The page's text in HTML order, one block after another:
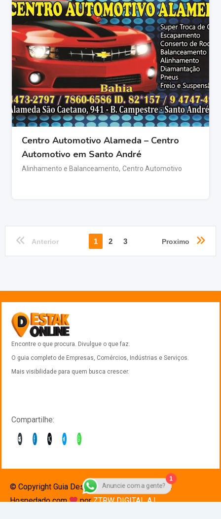
Centro Automotivo Alameda – Centro
Automotivo em Santo André
Alinhamento e Balanceamento, Centro Automotivo
Anterior 1 2 3 Proximo
Encontre o que procura. Divulgue o que faz.
O guia completo de Empresas, Comércios, Indústrias e Serviços.
Mais visibilidade para quem busca crescer.
Compartilhe:
© Copyright Guia Destak 2025. Desenvolvido e
Hospedado com
por ZTRW DIGITAL A.I
1
Anuncie com a gente?